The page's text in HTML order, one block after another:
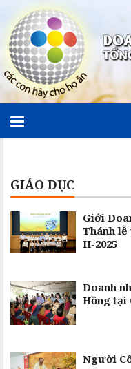
GIÁO DỤC
Giới
Thánh
II-2025
Doanh
Hồng tại
Người